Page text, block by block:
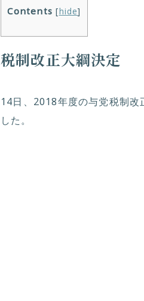
Contents [hide]
税制改正大綱決定
14日、2018年度の与党税制改
した。